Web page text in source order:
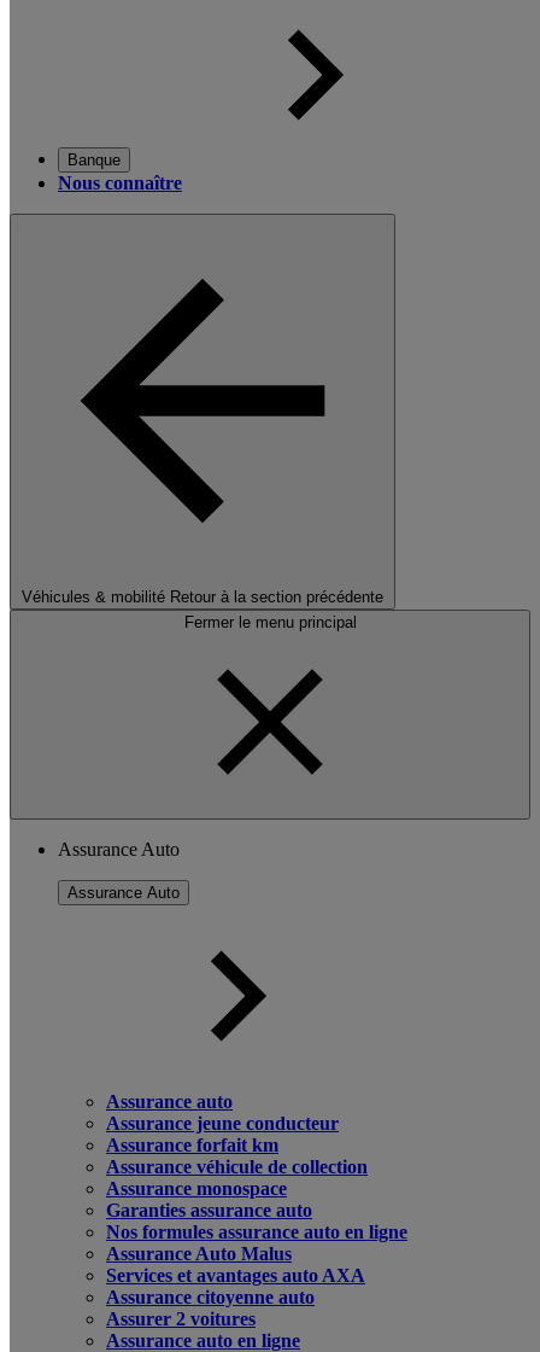
Banque
Nous connaître
Véhicules & mobilité Retour à la section précédente
Fermer le menu principal
Assurance Auto
Assurance Auto
Assurance auto
Assurance jeune conducteur
Assurance forfait km
Assurance véhicule de collection
Assurance monospace
Garanties assurance auto
Nos formules assurance auto en ligne
Assurance Auto Malus
Services et avantages auto AXA
Assurance citoyenne auto
Assurer 2 voitures
Assurance auto en ligne